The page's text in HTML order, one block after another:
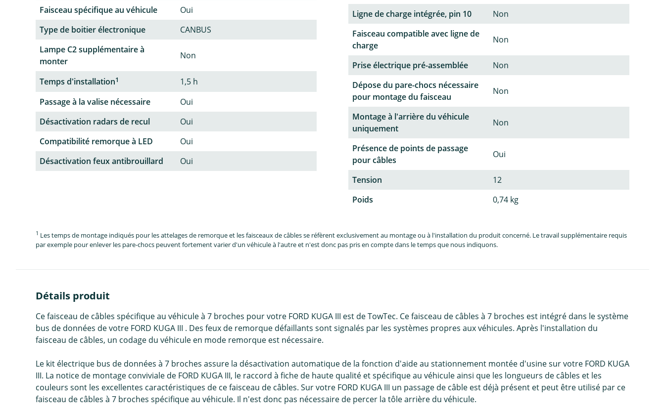
Faisceau spécifique au véhicule
Oui
Type de boitier électronique
CANBUS
Lampe C2 supplémentaire à
monter
Non
Temps d'installation1
1,5 h
Passage à la valise nécessaire
Oui
Désactivation radars de recul
Oui
Compatibilité remorque à LED
Oui
Désactivation feux antibrouillard
Oui
Ligne de charge intégrée, pin 10
Non
Faisceau compatible avec ligne de
charge
Non
Prise électrique pré-assemblée
Non
Dépose du pare-chocs nécessaire
pour montage du faisceau
Non
Montage à l'arrière du véhicule
uniquement
Non
Présence de points de passage
pour câbles
Oui
Tension
12
Poids
0,74 kg
1 Les temps de montage indiqués pour les attelages de remorque et les faisceaux de câbles se réfèrent exclusivement au montage ou à l'installation du produit concerné. Le travail supplémentaire requis
par exemple pour enlever les pare-chocs peuvent fortement varier d'un véhicule à l'autre et n'est donc pas pris en compte dans le temps que nous indiquons.
Détails produit
Ce faisceau de câbles spécifique au véhicule à 7 broches pour votre FORD KUGA III est de TowTec. Ce faisceau de câbles à 7 broches est intégré dans le système
bus de données de votre FORD KUGA III . Des feux de remorque défaillants sont signalés par les systèmes propres aux véhicules. Après l'installation du
faisceau de câbles, un codage du véhicule en mode remorque est nécessaire.
Le kit électrique bus de données à 7 broches assure la désactivation automatique de la fonction d'aide au stationnement montée d'usine sur votre FORD KUGA
III. La notice de montage conviviale de FORD KUGA III, le raccord à fiche de haute qualité et spécifique au véhicule ainsi que les longueurs de câbles et les
couleurs sont les excellentes caractéristiques de ce faisceau de câbles. Sur votre FORD KUGA III un passage de câble est déjà présent et peut être utilisé par ce
faisceau de câbles à 7 broches spécifique au véhicule. Il n'est donc pas nécessaire de percer la tôle arrière du véhicule.